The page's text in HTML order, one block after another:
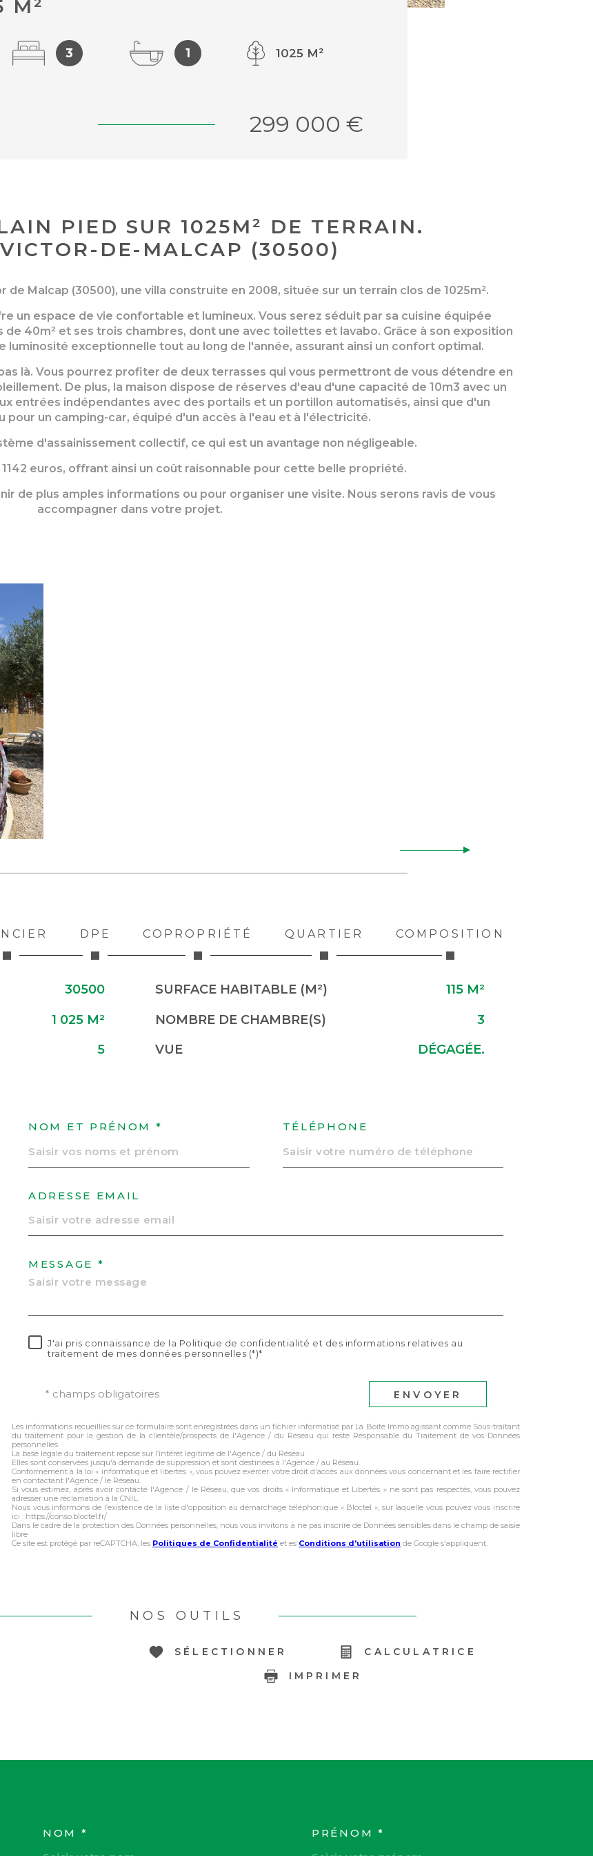
M²
3 1 1025 M²
299 000 €
PIED SUR 1025M² DE TERRAIN.
DE-MALCAP (30500)
Malcap (30500), une villa construite en 2008, située sur un terrain clos de 1025m².
un espace de vie confortable et lumineux. Vous serez séduit par sa cuisine équipée
de 40m² et ses trois chambres, dont une avec toilettes et lavabo. Grâce à son exposition
exceptionnelle tout au long de l'année, assurant ainsi un confort optimal.
là. Vous pourrez profiter de deux terrasses qui vous permettront de vous détendre en
De plus, la maison dispose de réserves d'eau d'une capacité de 10m3 avec un
entrées indépendantes avec des portails et un portillon automatisés, ainsi que d'un
pour un camping-car, équipé d'un accès à l'eau et à l'électricité.
d'assainissement collectif, ce qui est un avantage non négligeable.
euros, offrant ainsi un coût raisonnable pour cette belle propriété.
de plus amples informations ou pour organiser une visite. Nous serons ravis de vous
accompagner dans votre projet.
DPE COPROPRIÉTÉ QUARTIER COMPOSITION
30500 SURFACE HABITABLE (M²)
115 M²
1 025 M² NOMBRE DE CHAMBRE(S)
3
5 VUE DÉGAGÉE.
NOM ET PRÉNOM * TÉLÉPHONE
ADRESSE EMAIL
MESSAGE *
J'ai pris connaissance de la Politique de confidentialité et des informations relatives au
traitement de mes données personnelles (*)*
* champs obligatoires ENVOYER
Les informations recueillies sur ce formulaire sont enregistrées dans un fichier informatisé par La Boite Immo agissant comme Sous-traitant
du traitement pour la gestion de la clientèle/prospects de l'Agence / du Réseau qui reste Responsable du Traitement de vos Données
personnelles.
La base légale du traitement repose sur l’intérêt légitime de l'Agence / du Réseau.
Elles sont conservées jusqu'à demande de suppression et sont destinées à l'Agence / au Réseau.
Conformément à la loi « informatique et libertés », vous pouvez exercer votre droit d'accès aux données vous concernant et les faire rectifier
en contactant l'Agence / le Réseau.
Si vous estimez, après avoir contacté l'Agence / le Réseau, que vos droits « Informatique et Libertés » ne sont pas respectés, vous pouvez
adresser une réclamation à la CNIL.
Nous vous informons de l’existence de la liste d'opposition au démarchage téléphonique « Bloctel », sur laquelle vous pouvez vous inscrire
ici : https://conso.bloctel.fr/
Dans le cadre de la protection des Données personnelles, nous vous invitons à ne pas inscrire de Données sensibles dans le champ de saisie
libre
Ce site est protégé par reCAPTCHA, les Politiques de Confidentialité et es Conditions d'utilisation de Google s'appliquent.
NOS OUTILS
SÉLECTIONNER
CALCULATRICE
IMPRIMER
TRAD_MELTEM_VOSCOORDONNEES
NOM * PRÉNOM *